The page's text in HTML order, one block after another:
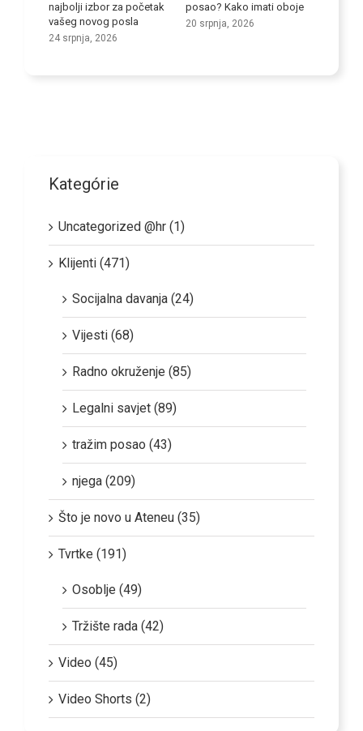
najbolji izbor za početak
vašeg novog posla
24 srpnja, 2026
posao? Kako imati oboje
20 srpnja, 2026
Kategórie
Uncategorized @hr (1)
Klijenti (471)
Socijalna davanja (24)
Vijesti (68)
Radno okruženje (85)
Legalni savjet (89)
tražim posao (43)
njega (209)
Što je novo u Ateneu (35)
Tvrtke (191)
Osoblje (49)
Tržište rada (42)
Video (45)
Video Shorts (2)